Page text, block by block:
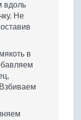
вдоль
Не
в